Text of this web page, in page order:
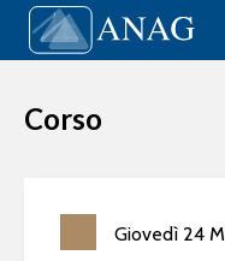
Vai al contenuto
Main
Corso
Giovedì 24